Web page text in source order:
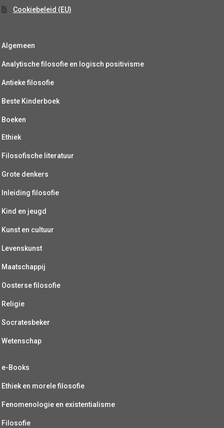
Cookiebeleid (EU)
Algemeen
Analytische filosofie en logisch positivisme
Antieke filosofie
Beste Kinderboek
Boeken
Ethiek
Filosofische literatuur
Grote denkers
Inleiding filosofie
Kind en jeugd
Kunst en cultuur
Levenskunst
Maatschappij
Oosterse filosofie
Religie
Socratesbeker
Wetenschap
e-Books
Ethiek en morele filosofie
Fenomenologie en existentialisme
Filosofie